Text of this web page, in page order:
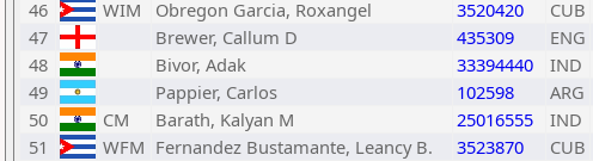
46
WIM Obregon Garcia, Roxangel 3520420 CUB
47
Brewer, Callum D 435309 ENG
48
Bivor, Adak 33394440 IND
49
Pappier, Carlos 102598 ARG
50
CM Barath, Kalyan M 25016555 IND
51
WFM Fernandez Bustamante, Leancy B. 3523870 CUB